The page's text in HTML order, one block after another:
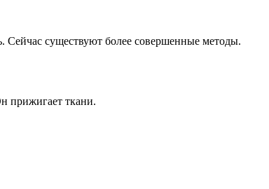
Сейчас существуют более совершенные методы.
прижигает ткани.